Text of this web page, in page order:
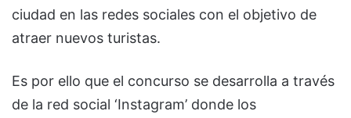
ciudad en las redes sociales con el objetivo de
atraer nuevos turistas.
Es por ello que el concurso se desarrolla a través
de la red social ‘Instagram’ donde los